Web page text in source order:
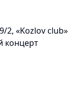
2, «Kozlov club»
концерт